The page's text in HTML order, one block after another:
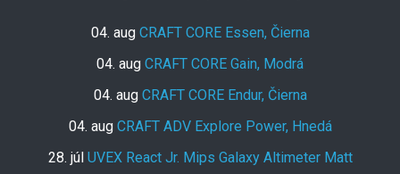
04. aug CRAFT CORE Essen, Čierna
04. aug CRAFT CORE Gain, Modrá
04. aug CRAFT CORE Endur, Čierna
04. aug CRAFT ADV Explore Power, Hnedá
28. júl UVEX React Jr. Mips Galaxy Altimeter Matt